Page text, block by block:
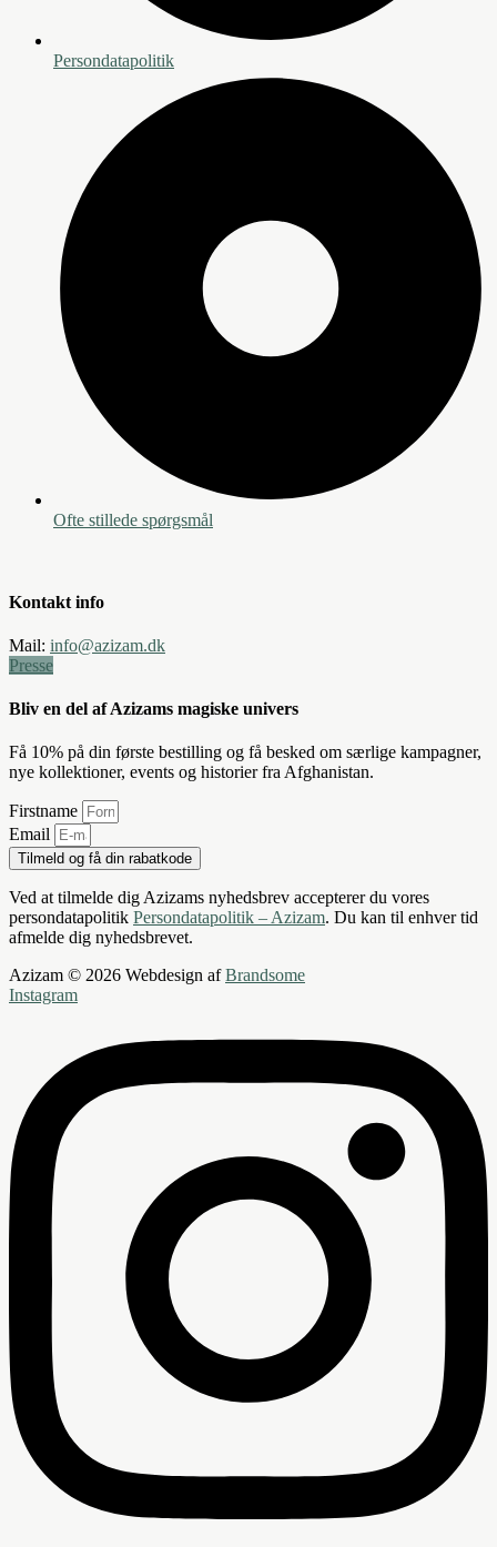
Persondatapolitik
Ofte stillede spørgsmål
Kontakt info
Mail: info@azizam.dk
Presse
Bliv en del af Azizams magiske univers
Få 10% på din første bestilling og få besked om særlige kampagner,
nye kollektioner, events og historier fra Afghanistan.
Firstname
Email
Tilmeld og få din rabatkode
Ved at tilmelde dig Azizams nyhedsbrev accepterer du vores
persondatapolitik Persondatapolitik – Azizam. Du kan til enhver tid
afmelde dig nyhedsbrevet.
Azizam © 2026 Webdesign afBrandsome
Instagram